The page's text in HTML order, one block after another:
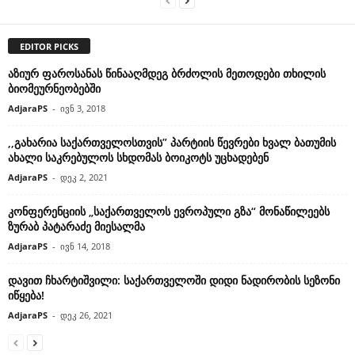
EDITOR PICKS
აზიურ ფაროსანას წინააღმდეგ ბრძოლის მეთოდები თხილის
ბიომეურნეობებში
AdjaraPS - ივნ 3, 2018
,,გახარია საქართველოსთვის” პარტიის წევრები ხვალ ბათუმის
ახალი საკრებულოს სხდომას ბოიკოტს უცხადებენ
AdjaraPS - დეკ 2, 2021
კონფერენციის „საქართველოს ევროპული გზა“ მონაწილეებს
ზურაბ პატარაძე მიესალმა
AdjaraPS - ივნ 14, 2018
დავით ჩხარტიშვილი: საქართველოში დიდი ნადირობის სეზონი
იწყება!
AdjaraPS - დეკ 26, 2021